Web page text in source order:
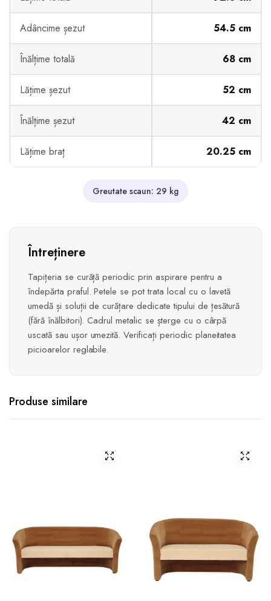
Adâncime șezut 54.5 cm
Înălțime totală 68 cm
Lățime șezut 52 cm
Înălțime șezut 42 cm
Lățime braț 20.25 cm
Greutate scaun: 29 kg
Întreținere
Tapițeria se curăță periodic prin aspirare pentru a
îndepărta praful. Petele se pot trata local cu o lavetă
umedă și soluții de curățare dedicate tipului de țesătură
(fără înălbitori). Cadrul metalic se șterge cu o cârpă
uscată sau ușor umezită. Verificați periodic planeitatea
picioarelor reglabile.
Produse similare